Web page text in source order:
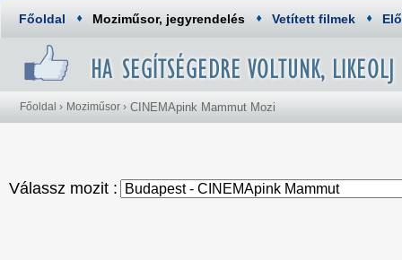
Főoldal Moziműsor, jegyrendelés Vetített filmek
Főoldal › Moziműsor › CINEMApink Mammut Mozi
Válassz mozit :